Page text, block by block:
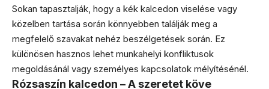
Sokan tapasztalják, hogy a kék kalcedon viselése vagy
közelben tartása során könnyebben találják meg a
megfelelő szavakat nehéz beszélgetések során. Ez
különösen hasznos lehet munkahelyi konfliktusok
megoldásánál vagy személyes kapcsolatok mélyítésénél.
Rózsaszín kalcedon – A szeretet köve